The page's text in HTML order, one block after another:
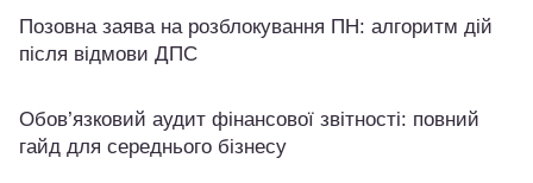
Позовна заява на розблокування ПН: алгоритм дій
після відмови ДПС
Обов’язковий аудит фінансової звітності: повний
гайд для середнього бізнесу